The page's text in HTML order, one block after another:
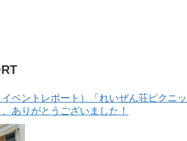
イベントレポート）「れいぜん荘ピクニ
ありがとうございました！